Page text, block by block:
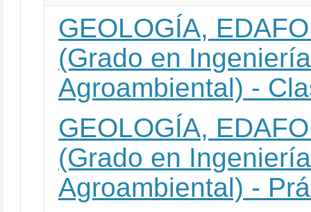
GEOLOGÍA,
(Grado en
Agroambiental) -
GEOLOGÍA,
(Grado en
Agroambiental) -